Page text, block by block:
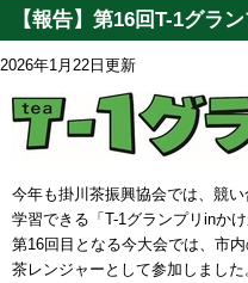
【報告】第16回T-1グラ
2026年1月22日更新
今年も掛川茶振興協会では、競
学習できる「T-1グランプリinか
第16回目となる今大会では、市
茶レンジャーとして参加しました